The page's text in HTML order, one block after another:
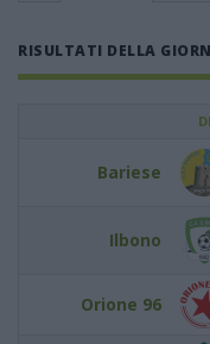
RISULTATI DELLA
Bariese
Ilbono
Orione 96